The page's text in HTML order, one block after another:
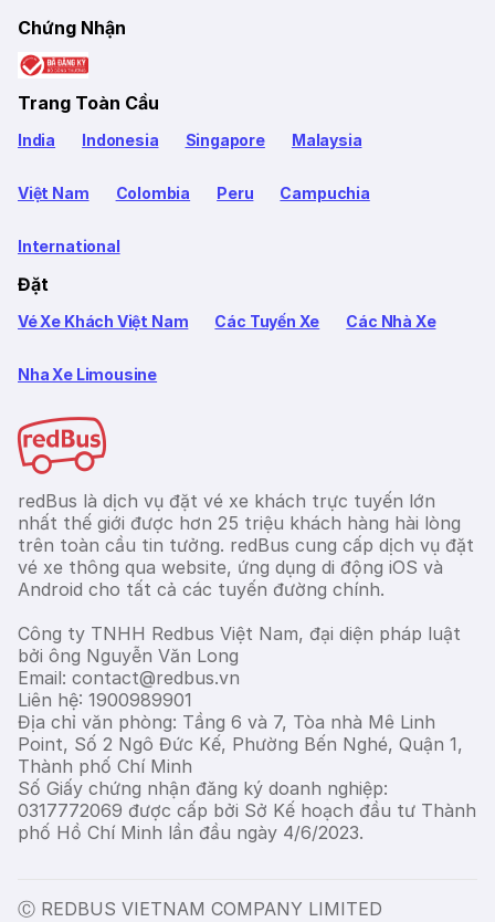
Chứng Nhận
Trang Toàn Cầu
India Indonesia Singapore Malaysia
Việt Nam Colombia Peru Campuchia
International
Đặt
Vé Xe Khách Việt Nam Các Tuyến Xe Các Nhà Xe
Nha Xe Limousine
redBus là dịch vụ đặt vé xe khách trực tuyến lớn
nhất thế giới được hơn 25 triệu khách hàng hài lòng
trên toàn cầu tin tưởng. redBus cung cấp dịch vụ đặt
vé xe thông qua website, ứng dụng di động iOS và
Android cho tất cả các tuyến đường chính.
Công ty TNHH Redbus Việt Nam, đại diện pháp luật
bởi ông Nguyễn Văn Long
Email: contact@redbus.vn
Liên hệ: 1900989901
Địa chỉ văn phòng: Tầng 6 và 7, Tòa nhà Mê Linh
Point, Số 2 Ngô Đức Kế, Phường Bến Nghé, Quận 1,
Thành phố Chí Minh
Số Giấy chứng nhận đăng ký doanh nghiệp:
0317772069 được cấp bởi Sở Kế hoạch đầu tư Thành
phố Hồ Chí Minh lần đầu ngày 4/6/2023.
Ⓒ REDBUS VIETNAM COMPANY LIMITED